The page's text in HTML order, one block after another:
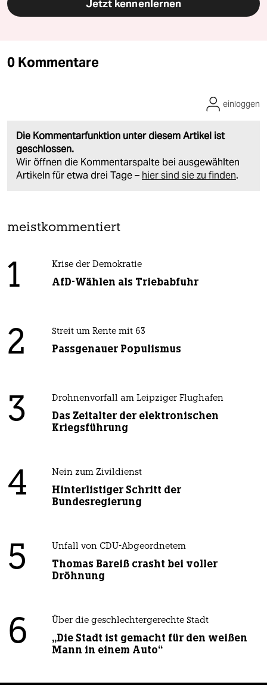
Jetzt kennenlernen
0 Kommentare
Die Kommentarfunktion unter diesem Artikel ist
geschlossen.
Wir öffnen die Kommentarspalte bei ausgewählten
Artikeln für etwa drei Tage – hier sind sie zu finden.
einloggen
meistkommentiert
1 Krise der Demokratie
AfD-Wählen als Triebabfuhr
2 Streit um Rente mit 63
Passgenauer Populismus
3 Drohnenvorfall am Leipziger Flughafen
Das Zeitalter der elektronischen
Kriegsführung
4 Nein zum Zivildienst
Hinterlistiger Schritt der
Bundesregierung
5 Unfall von CDU-Abgeordnetem
Thomas Bareiß crasht bei voller
Dröhnung
6 Über die geschlechtergerechte Stadt
„Die Stadt ist gemacht für den weißen
Mann in einem Auto“